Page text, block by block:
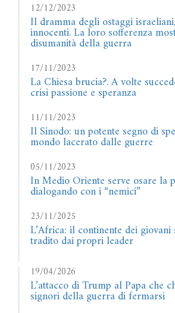
12/12/2023
Il dramma degli ostaggi
innocenti. La loro sofferenza
disumanità della guerra
17/11/2023
La Chiesa brucia?. A volte
crisi passione e speranza
11/11/2023
Il Sinodo: un potente segno di
mondo lacerato dalle guerre
05/11/2023
In Medio Oriente serve osare la
dialogando con i “nemici”
23/11/2025
L’Africa: il continente dei giovani
tradito dai propri leader
19/04/2026
L’attacco di Trump al Papa che
signori della guerra di fermarsi